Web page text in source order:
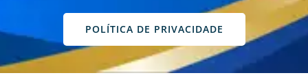
POLÍTICA DE PRIVACIDADE